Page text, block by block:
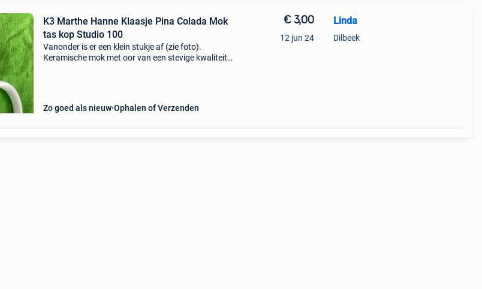
K3 Marthe Hanne Klaasje Pina Colada Mok
tas kop Studio 100
Vanonder is er een klein stukje af (zie foto).
Keramische mok met oor van een stevige kwaliteit
Zo goed als nieuw Ophalen of Verzenden
€ 3,00
12 jun 24
Linda
Dilbeek